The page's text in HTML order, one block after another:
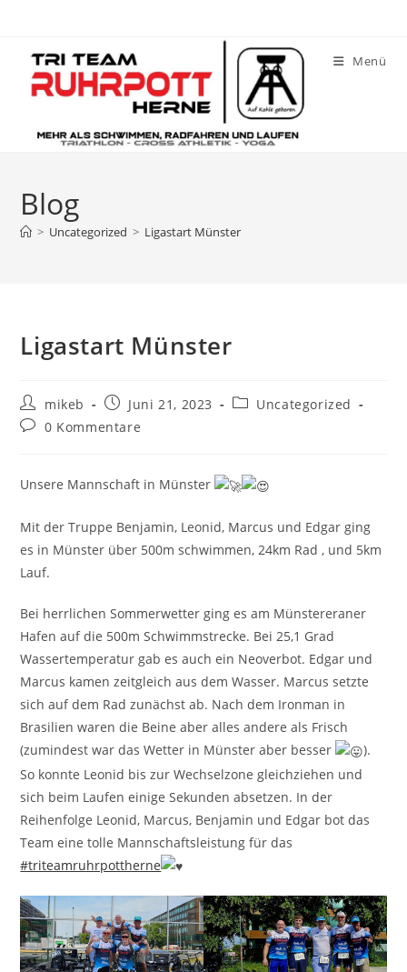
springen
Menü
Blog
> Uncategorized > Ligastart Münster
Ligastart Münster
Beitrags-
Autor:
mikeb
Beitrag
veröffentlicht:
Juni 21, 2023
Beitrags-
Uncategorized
Beitrags-
0 Kommentare
Unsere Mannschaft in Münster
Mit der Truppe Benjamin, Leonid, Marcus und Edgar ging
es in Münster über 500m schwimmen, 24km Rad , und 5km
Lauf.
Bei herrlichen Sommerwetter ging es am Münstereraner
Hafen auf die 500m Schwimmstrecke. Bei 25,1 Grad
Wassertemperatur gab es auch ein Neoverbot. Edgar und
Marcus kamen zeitgleich aus dem Wasser. Marcus setzte
sich auf dem Rad zunächst ab. Nach dem Ironman in
Brasilien waren die Beine aber alles andere als Frisch
(zumindestwar das Wetter in Münster aber besser
).
So konnte Leonid bis zur Wechselzone gleichziehen und
sich beim Laufen einige Sekunden absetzen. In der
Reihenfolge Leonid, Marcus, Benjamin und Edgar bot das
Team eine tolle Mannschaftsleistung für das
#triteamruhrpottherne